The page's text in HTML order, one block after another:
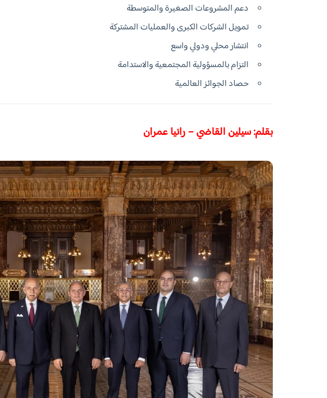
دعم المشروعات الصغيرة والمتوسطة
تمويل الشركات الكبرى والعمليات المشتركة
انتشار محلي ودولي واسع
التزام بالمسؤولية المجتمعية والاستدامة
حصاد الجوائز العالمية
بقلم: سيلين القاضي – رانيا عمران